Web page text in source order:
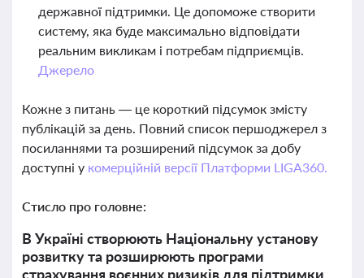
державної підтримки. Це допоможе створити
систему, яка буде максимально відповідати
реальним викликам і потребам підприємців.
Джерело
Кожне з питань — це короткий підсумок змісту
публікацій за день. Повний список першоджерел з
посиланнями та розширений підсумок за добу
доступні у комерційній версії Платформи LIGA360.
Стисло про головне:
В Україні створюють Національну установу
розвитку та розширюють програми
страхування воєнних ризиків для підтримки